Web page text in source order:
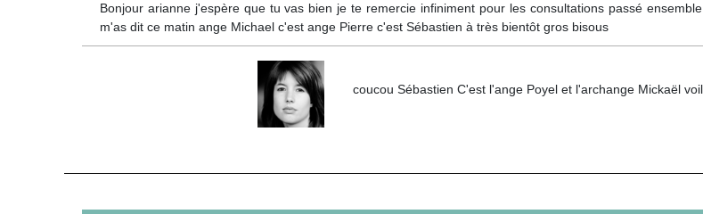
Bonjour arianne j'espère que tu vas bien je te remercie infiniment pour les consultations passé
m'as dit ce matin ange Michael c'est ange Pierre c'est Sébastien à très bientôt gros bisous
coucou Sébastien C'est l'ange Poyel et l'archange Mickaël